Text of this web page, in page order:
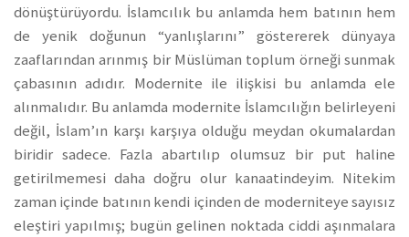
dönüştürüyordu. İslamcılık bu anlamda hem batının hem
de yenik doğunun “yanlışlarını” göstererek dünyaya
zaaflarından arınmış bir Müslüman toplum örneği sunmak
çabasının adıdır. Modernite ile ilişkisi bu anlamda ele
alınmalıdır. Bu anlamda modernite İslamcılığın belirleyeni
değil, İslam’ın karşı karşıya olduğu meydan okumalardan
biridir sadece. Fazla abartılıp olumsuz bir put haline
getirilmemesi daha doğru olur kanaatindeyim. Nitekim
zaman içinde batının kendi içinden de moderniteye sayısız
eleştiri yapılmış; bugün gelinen noktada ciddi aşınmalara